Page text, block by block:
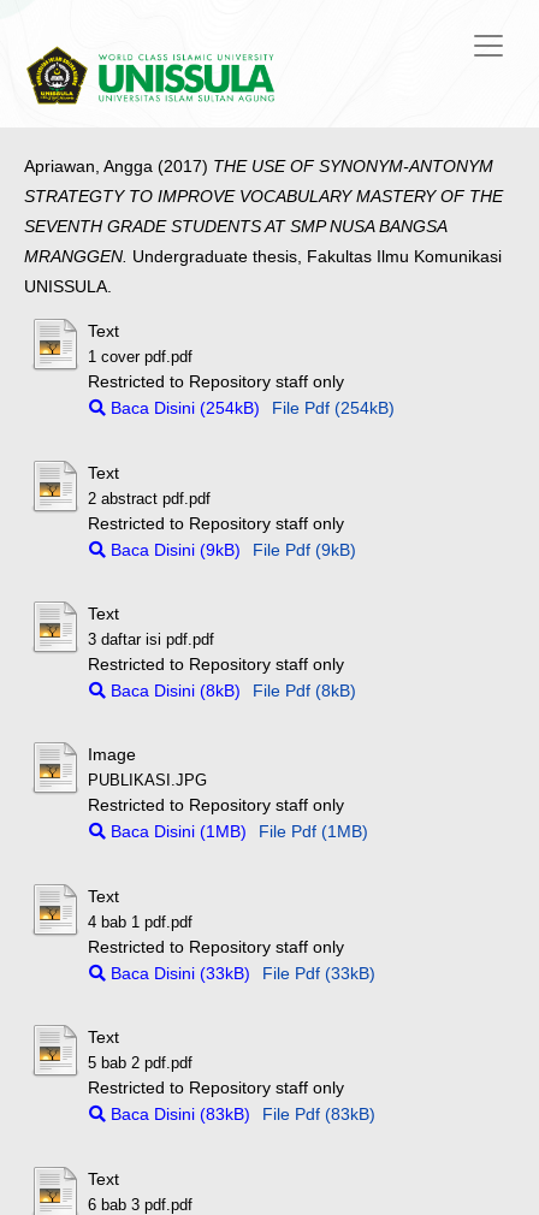
Apriawan, Angga (2017) THE USE OF SYNONYM-ANTONYM
STRATEGTY TO IMPROVE VOCABULARY MASTERY OF THE
SEVENTH GRADE STUDENTS AT SMP NUSA BANGSA
MRANGGEN. Undergraduate thesis, Fakultas Ilmu Komunikasi
UNISSULA.
Text
1 cover pdf.pdf
Restricted to Repository staff only
Baca Disini (254kB)
File Pdf (254kB)
Text
2 abstract pdf.pdf
Restricted to Repository staff only
Baca Disini (9kB)
File Pdf (9kB)
Text
3 daftar isi pdf.pdf
Restricted to Repository staff only
Baca Disini (8kB)
File Pdf (8kB)
Image
PUBLIKASI.JPG
Restricted to Repository staff only
Baca Disini (1MB)
File Pdf (1MB)
Text
4 bab 1 pdf.pdf
Restricted to Repository staff only
Baca Disini (33kB)
File Pdf (33kB)
Text
5 bab 2 pdf.pdf
Restricted to Repository staff only
Baca Disini (83kB)
File Pdf (83kB)
Text
6 bab 3 pdf.pdf